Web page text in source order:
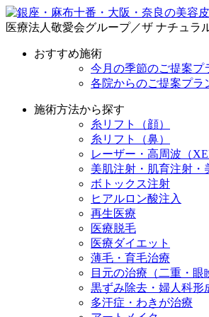
医療法人敬愛会グループ／ザ ナチュラ
おすすめ施術
今月の季節のご提案プ
各院からのご提案プラ
施術方法から探す
糸リフト（顔）
糸リフト（鼻）
レーザー・高周波（
美肌注射・肌育注射・
ボトックス注射
ヒアルロン酸注入
再生医療
医療脱毛
医療ダイエット
薄毛・育毛治療
目元の治療（二重・眼
黒ずみ除去・婦人科形
多汗症・わきが治療